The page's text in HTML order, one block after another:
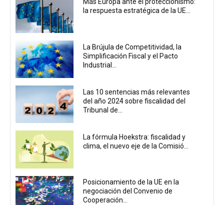
Más Europa ante el proteccionismo:
la respuesta estratégica de la UE...
La Brújula de Competitividad, la
Simplificación Fiscal y el Pacto
Industrial...
Las 10 sentencias más relevantes
del año 2024 sobre fiscalidad del
Tribunal de...
La fórmula Hoekstra: fiscalidad y
clima, el nuevo eje de la Comisió...
Posicionamiento de la UE en la
negociación del Convenio de
Cooperación...